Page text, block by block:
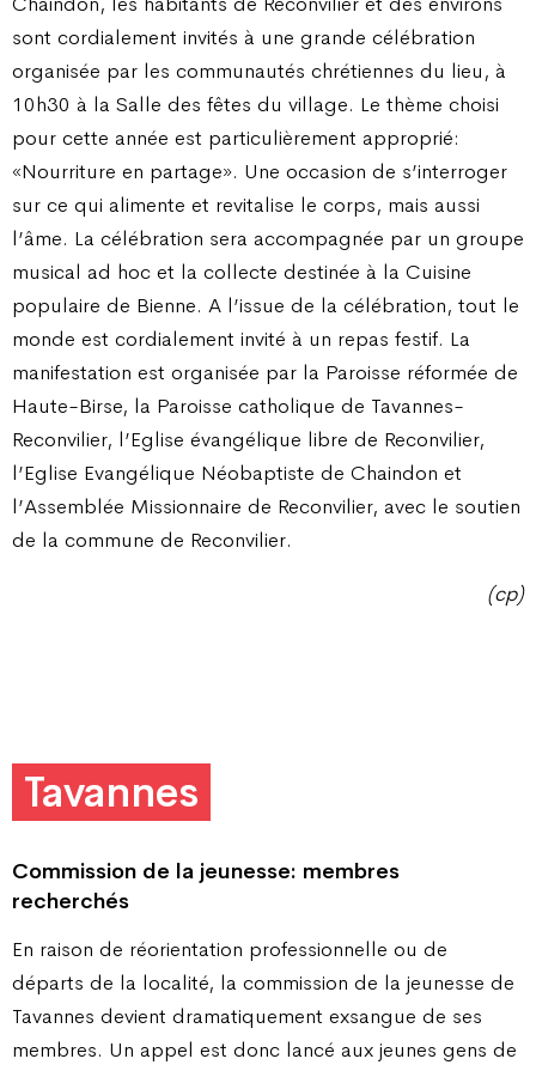
sont cordialement invités à une grande célébration
organisée par les communautés chrétiennes du lieu, à
10h30 à la Salle des fêtes du village. Le thème choisi
pour cette année est particulièrement approprié:
«Nourriture en partage». Une occasion de s’interroger
sur ce qui alimente et revitalise le corps, mais aussi
l’âme. La célébration sera accompagnée par un groupe
musical ad hoc et la collecte destinée à la Cuisine
populaire de Bienne. A l’issue de la célébration, tout le
monde est cordialement invité à un repas festif. La
manifestation est organisée par la Paroisse réformée de
Haute-Birse, la Paroisse catholique de Tavannes-
Reconvilier, l’Eglise évangélique libre de Reconvilier,
l’Eglise Evangélique Néobaptiste de Chaindon et
l’Assemblée Missionnaire de Reconvilier, avec le soutien
de la commune de Reconvilier.
(cp)
Tavannes
Commission de la jeunesse: membres
recherchés
En raison de réorientation professionnelle ou de
départs de la localité, la commission de la jeunesse de
Tavannes devient dramatiquement exsangue de ses
membres. Un appel est donc lancé aux jeunes gens de